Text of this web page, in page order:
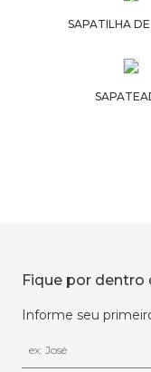
SAPATILHA
Fique por dentro
Informe seu